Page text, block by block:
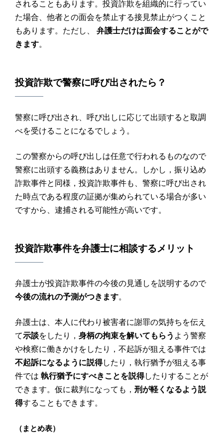
されることもあります。投資詐欺を組織的に行ってい
た場合、他者との面会を禁止する接見禁止がつくこと
もあります。ただし、 弁護士だけは面会することがで
きます。
投資詐欺で警察に呼び出されたら？
警察に呼び出され、呼び出しに応じて出頭すると取調
べを受けることになるでしょう。
この警察からの呼び出しは任意で行われるものなので
警察に出頭する義務はありません。しかし，振り込め
詐欺事件と同様，投資詐欺事件も、警察に呼び出され
た時点である程度の証拠が集められている場合が多い
ですから、逮捕される可能性が高いです。
投資詐欺事件を弁護士に相談するメリット
弁護士が投資詐欺事件の今後の見通しを説明するので
今後の流れの予測がつきます。
弁護士は、本人に代わり被害者に謝罪の気持ちを伝え
て示談をしたり， 身柄の拘束を解いてもらう よう警察
や検察に働きかけをしたり，不起訴が狙える事件では
不起訴になるように説得したり，執行猶予が狙える事
件では 執行猶予にすべきことを説得したりすることが
できます。仮に裁判になっても， 刑が軽くなるよう説
得することもできます。
（まとめ表）